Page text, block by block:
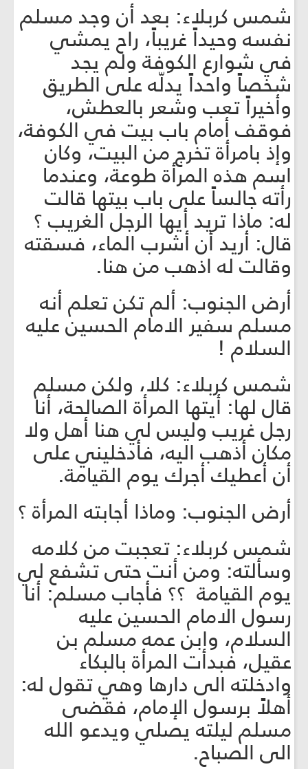
شمس كربلاء: بعد أن وجد مسلم
نفسه وحيداً غريباً، راح يمشي
في شوارع الكوفة ولم يجد
شخصاً واحداً يدلّه على الطريق
وأخيراً تعب وشعر بالعطش،
فوقف أمام باب بيت في الكوفة،
وإذ بامرأة تخرج من البيت، وكان
اسم هذه المرأة طوعة، وعندما
رأته جالساً على باب بيتها قالت
له: ماذا تريد أيها الرجل الغريب ؟
قال: أريد أن أشرب الماء، فسقته
وقالت له اذهب من هنا.
أرض الجنوب: ألم تكن تعلم أنه
مسلم سفير الامام الحسين عليه
السلام !
شمس كربلاء: كلا، ولكن مسلم
قال لها: أيتها المرأة الصالحة، أنا
رجل غريب وليس لي هنا أهل ولا
مكان أذهب اليه، فأدخليني على
أن أعطيك أجرك يوم القيامة.
أرض الجنوب: وماذا أجابته المرأة ؟
شمس كربلاء: تعجبت من كلامه
وسألته: ومن أنت حتى تشفع لي
يوم القيامة ؟؟ فأجاب مسلم: أنا
رسول الامام الحسين عليه
السلام، وابن عمه مسلم بن
عقيل، فبدأت المرأة بالبكاء
وادخلته الى دارها وهي تقول له:
أهلاً برسول الإمام، فقضى
مسلم ليلته يصلي ويدعو الله
الى الصباح.